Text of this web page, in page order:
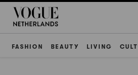
FASHION BEAUTY LIVING